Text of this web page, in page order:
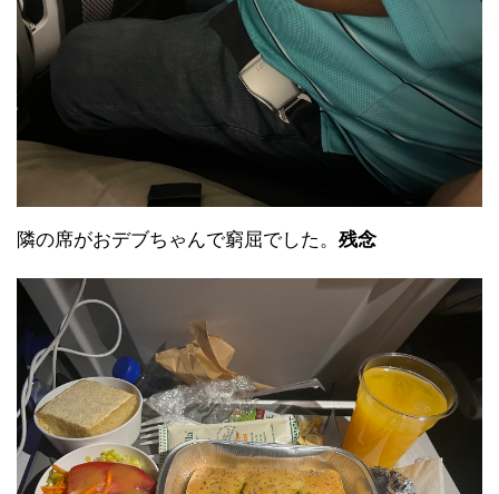
隣の席がおデブちゃんで窮屈でした。 残念